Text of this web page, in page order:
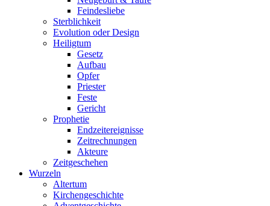
Feindesliebe
Sterblichkeit
Evolution oder Design
Heiligtum
Gesetz
Aufbau
Opfer
Priester
Feste
Gericht
Prophetie
Endzeitereignisse
Zeitrechnungen
Akteure
Zeitgeschehen
Wurzeln
Altertum
Kirchengeschichte